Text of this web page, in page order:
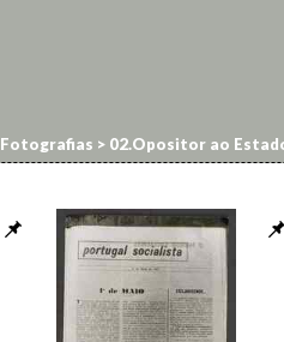
Fotografias > 02.Opositor ao